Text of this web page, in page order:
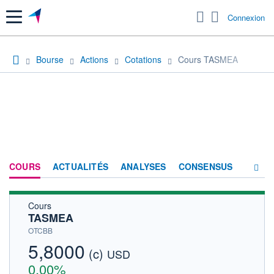
Menu Connexion
Bourse Actions Cotations Cours TASMEA
COURS ACTUALITÉS ANALYSES CONSENSUS
Cours
TASMEA
OTCBB
5,8000 (c) USD
0,00%